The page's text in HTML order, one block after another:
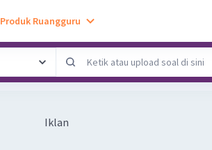
Produk Ruangguru
Iklan